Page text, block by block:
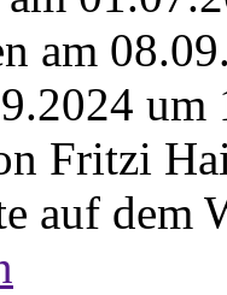
am
um
Fritzi
auf dem